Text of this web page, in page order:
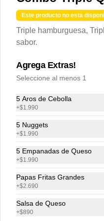
$34.990
Términos y condiciones
Política de privacidad
Redes sociales
Instagram
Este producto no esta
Triple hamburguesa,
sabor.
Agrega Extras!
Seleccione al menos 1
5 Aros de Cebolla
+$1.990
5 Nuggets
+$1.990
5 Empanadas de Queso
+$1.990
Papas Fritas Grandes
+$2.690
Salsa de Queso
+$890